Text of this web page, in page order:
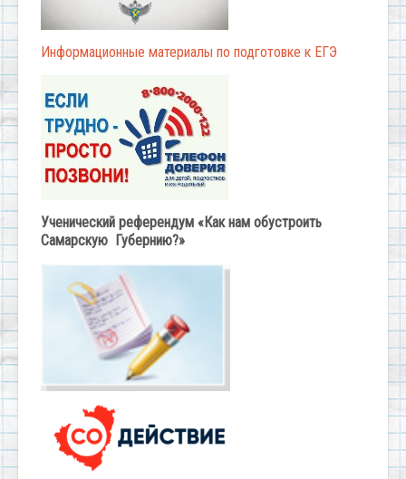
Информационные материалы по подготовке к ЕГЭ
Ученический референдум «Как нам обустроить
Самарскую Губернию?»